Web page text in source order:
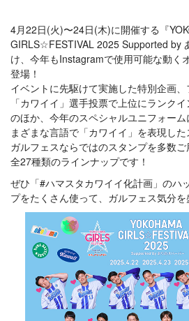
4月22日(火)〜24日(木)に開催する『
GIRLS☆FESTIVAL 2025 Supported by
け、今年もInstagramで使用可能な動く
登場！
イベントに先駆けて実施した特別企画
「カワイイ」選手投票で上位にランク
のほか、今年のスペシャルユニフォー
まざまな言語で「カワイイ」を表現し
ガルフェスならではのスタンプを多数ご
全27種類のラインナップです！
ぜひ「#ハマスタカワイイ化計画」のハ
プをたくさん使って、ガルフェス気分を